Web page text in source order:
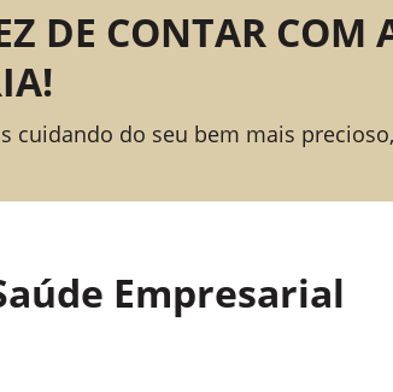
DE CONTAR COM
cuidando do seu bem mais
Empresarial